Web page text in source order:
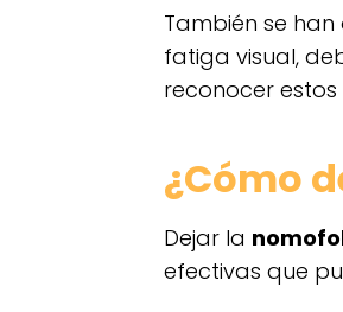
También se
fatiga visual,
reconocer
¿Cómo
Dejar la
efectivas que